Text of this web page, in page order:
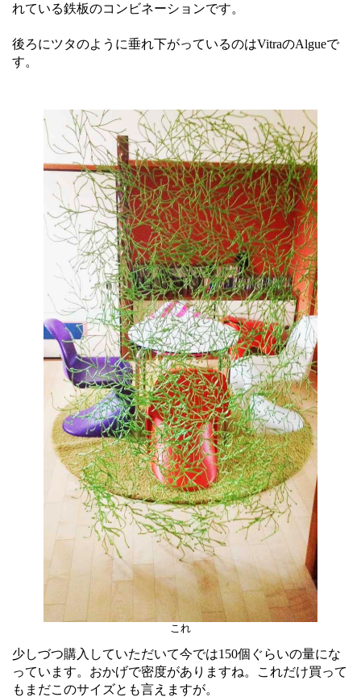
れている鉄板のコンビネーションです。
後ろにツタのように垂れ下がっているのはVitraのAlgueで
す。
これ
少しづつ購入していただいて今では150個ぐらいの量にな
っています。おかげで密度がありますね。これだけ買って
もまだこのサイズとも言えますが。